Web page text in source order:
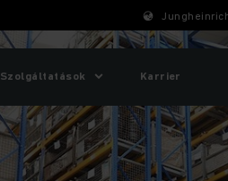
Szolgáltatások Karrier